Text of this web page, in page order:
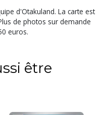
d'Otakuland. La carte est
de photos sur demande
euros.
être